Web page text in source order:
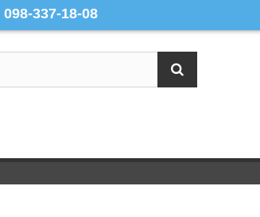
337-18-08